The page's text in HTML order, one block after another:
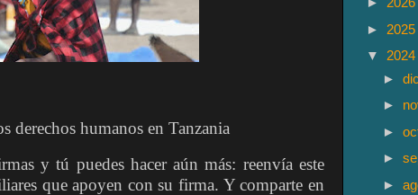
derechos humanos en Tanzania
y tú puedes hacer aún más: reenvía este
que apoyen con su firma. Y comparte en
► 2025
▼ 2024
►
►
►
►
►